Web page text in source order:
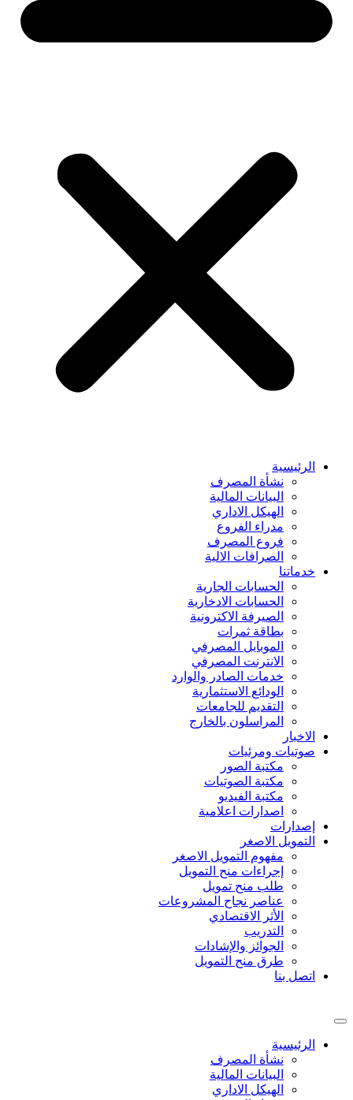
الرئيسية
نشأة المصرف
البيانات المالية
الهيكل الاداري
مدراء الفروع
فروع المصرف
الصرافات الالية
خدماتنا
الحسابات الجارية
الحسابات الادخارية
الصيرفة الاكترونية
بطاقة ثمرات
الموبايل المصرفي
الانترنت المصرفي
خدمات الصادر والوارد
الودائع الاستثمارية
التقديم للجامعات
المراسلون بالخارج
الاخبار
صوتيات ومرئيات
مكتبة الصور
مكتبة الصوتيات
مكتبة الفيديو
اصدارات اعلامية
إصدارات
التمويل الاصغر
مفهوم التمويل الاصغر
إجراءات منح التمويل
طلب منح تمويل
عناصر نجاح المشروعات
الأثر الاقتصادي
التدريب
الجوائز والإشادات
طرق منح التمويل
اتصل بنا
الرئيسية
نشأة المصرف
البيانات المالية
الهيكل الاداري